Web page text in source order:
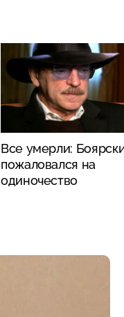
Все умерли:
пожаловался на
одиночество